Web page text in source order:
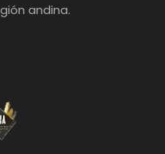
andina.